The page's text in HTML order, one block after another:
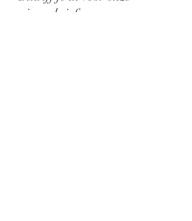
nieuwsbrief